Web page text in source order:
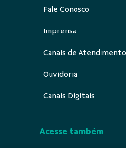
Fale Conosco
Imprensa
Canais de Atendimento
Ouvidoria
Canais Digitais
Acesse também